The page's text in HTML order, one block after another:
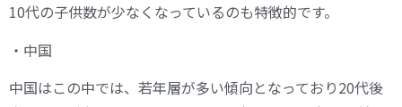
10代の子供数が少なくなっているのも特徴的です。
・中国
中国はこの中では、若年層が多い傾向となっており20代後